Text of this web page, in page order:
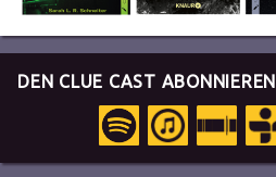
DEN CLUE CAST ABONNIEREN